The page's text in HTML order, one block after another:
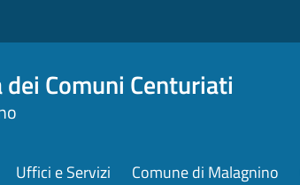
Comuni Centuriati
Uffici e Servizi Comune di Malagnino